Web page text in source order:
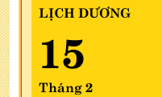
LỊCH DƯƠNG
15
Tháng 2